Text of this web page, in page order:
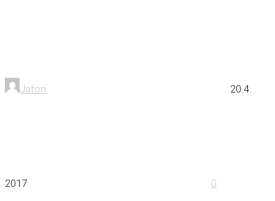
Jaton 20.4.
2017 0